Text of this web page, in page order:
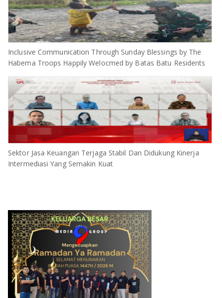
Inclusive Communication Through Sunday Blessings by The
Habema Troops Happily Welocmed by Batas Batu Residents
Sektor Jasa Keuangan Terjaga Stabil Dan Didukung Kinerja
Intermediasi Yang Semakin Kuat